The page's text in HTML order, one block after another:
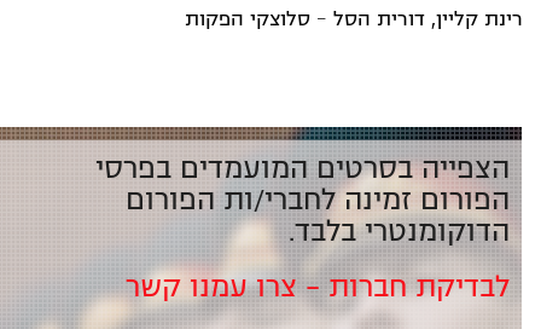
רינת קליין, דורית הסל - סלוצקי הפקות
הצפייה בסרטים המועמדים בפרסי
הפורום זמינה לחברי/ות הפורום
הדוקומנטרי בלבד.
לבדיקת חברות – צרו עמנו קשר